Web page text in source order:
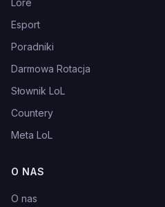
Lore
Esport
Poradniki
Darmowa Rotacja
Słownik LoL
Countery
Meta LoL
O NAS
O nas